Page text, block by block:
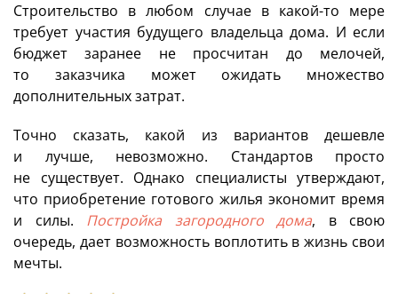
Строительство в любом случае в какой-то мере
требует участия будущего владельца дома. И если
бюджет заранее не просчитан до мелочей,
то заказчика может ожидать множество
дополнительных затрат.
Точно сказать, какой из вариантов дешевле
и лучше, невозможно. Стандартов просто
не существует. Однако специалисты утверждают,
что приобретение готового жилья экономит время
и силы. Постройка загородного дома, в свою
очередь, дает возможность воплотить в жизнь свои
мечты.